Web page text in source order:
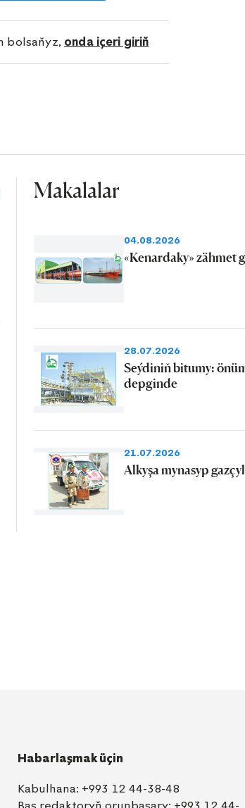
bolsaňyz, onda içeri giriň
Makalalar
04.08.2026
«Kenardaky» zähmet
28.07.2026
Seýdiniň bitumy:
depginde
21.07.2026
Alkyşa mynasyp
Habarlaşmak üçin
Kabulhana: +993 12 44-38-48